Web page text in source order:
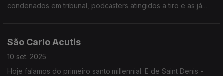
condenados em tribunal, podcasters atingidos a tiro e as já
São Carlo Acutis
10 set. 2025
Hoje falamos do primeiro santo millennial. E de Saint Denis -